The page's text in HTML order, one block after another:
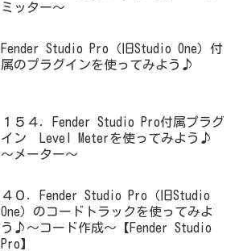
ミッター～
Fender Studio Pro（旧Studio One）付
属のプラグインを使ってみよう♪
１５４．Fender Studio Pro付属プラグ
イン Level Meterを使ってみよう♪
～メーター～
４０．Fender Studio Pro（旧Studio
One）のコードトラックを使ってみよ
う♪～コード作成～【Fender Studio
Pro】